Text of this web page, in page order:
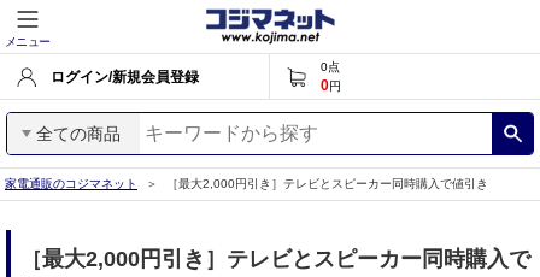
メニュー
ログイン/新規会員登録
0点
0円
全ての商品
家電通販のコジマネット ［最大2,000円引き］テレビとスピーカー同時購入で値引き
［最大2,000円引き］テレビとスピーカー同時購入で